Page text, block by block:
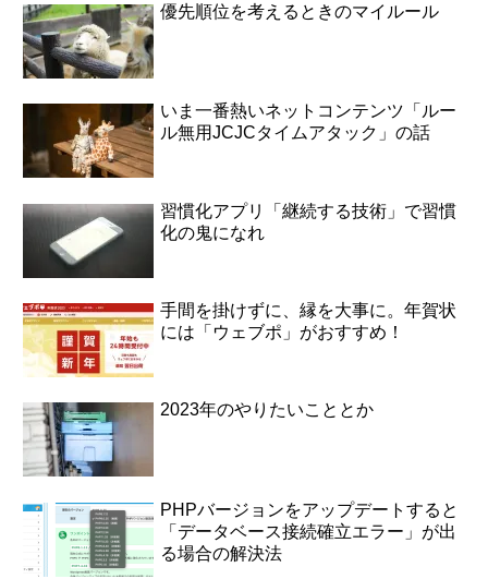
優先順位を考えるときのマイルール
いま一番熱いネットコンテンツ「ルー
ル無用JCJCタイムアタック」の話
習慣化アプリ「継続する技術」で習慣
化の鬼になれ
手間を掛けずに、縁を大事に。年賀状
には「ウェブポ」がおすすめ！
2023年のやりたいこととか
PHPバージョンをアップデートすると
「データベース接続確立エラー」が出
る場合の解決法